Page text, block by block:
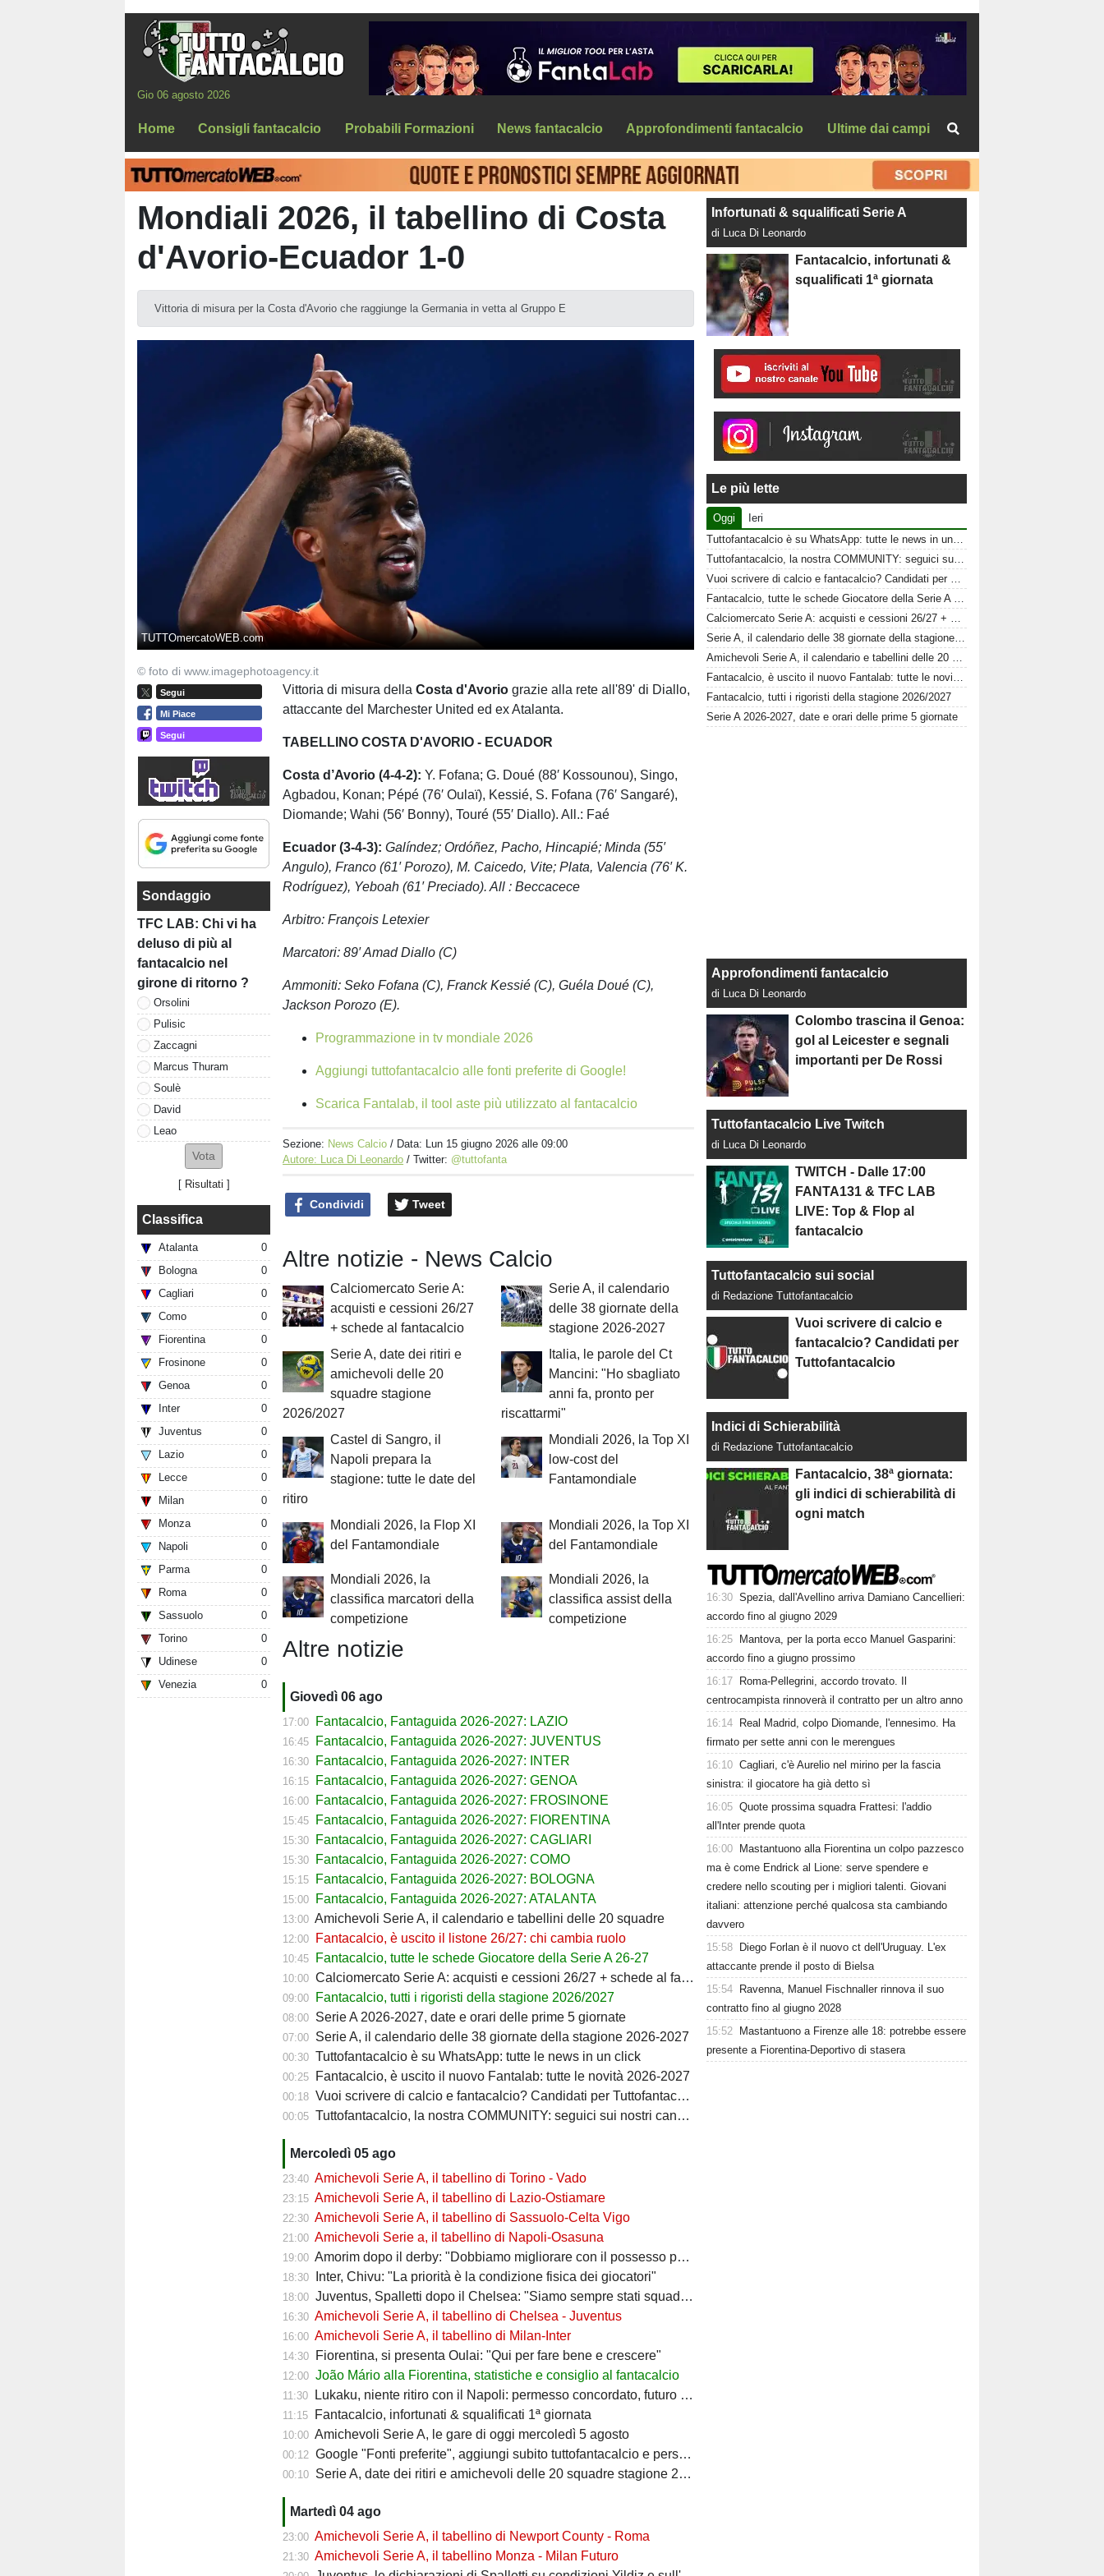
Gio 06 agosto 2026
Home Consigli fantacalcio Probabili Formazioni News fantacalcio Approfondimenti fantacalcio Ultime dai campi
Mondiali 2026, il tabellino di Costa
d'Avorio-Ecuador 1-0
Vittoria di misura per la Costa d'Avorio che raggiunge la Germania in vetta al Gruppo E
TUTTOmercatoWEB.com
© foto di www.imagephotoagency.it
Segui
Mi Piace
Segui
Sondaggio
TFC LAB: Chi vi ha
deluso di più al
fantacalcio nel
girone di ritorno ?
Orsolini
Pulisic
Zaccagni
Marcus Thuram
Soulè
David
Leao
[ Risultati ]
Classifica
Atalanta
0
Bologna
0
Cagliari
0
Como
0
Fiorentina
0
Frosinone
0
Genoa
0
Inter
0
Juventus
0
Lazio
0
Lecce
0
Milan
0
Monza
0
Napoli
0
Parma
0
Roma
0
Sassuolo
0
Torino
0
Udinese
0
Venezia
0
Vittoria di misura dellaCosta d'Avorio grazie alla rete all'89' di Diallo,
attaccante del Marchester United ed ex Atalanta.
TABELLINO COSTA D'AVORIO - ECUADOR
Costa d’Avorio (4-4-2): Y. Fofana; G. Doué (88′ Kossounou), Singo,
Agbadou, Konan; Pépé (76′ Oulaï), Kessié, S. Fofana (76′ Sangaré),
Diomande; Wahi (56′ Bonny), Touré (55′ Diallo). All.: Faé
Ecuador (3-4-3): Galíndez; Ordóñez, Pacho, Hincapié; Minda (55′
Angulo), Franco (61′ Porozo), M. Caicedo, Vite; Plata, Valencia (76′ K.
Rodríguez), Yeboah (61′ Preciado). All : Beccacece
Arbitro: François Letexier
Marcatori: 89′ Amad Diallo (C)
Ammoniti: Seko Fofana (C), Franck Kessié (C), Guéla Doué (C),
Jackson Porozo (E).
Programmazione in tv mondiale 2026
Aggiungi tuttofantacalcio alle fonti preferite di Google!
Scarica Fantalab, il tool aste più utilizzato al fantacalcio
Sezione: News Calcio / Data: Lun 15 giugno 2026 alle 09:00
Autore: Luca Di Leonardo / Twitter: @tuttofanta
Condividi Tweet
Altre notizie - News Calcio
Calciomercato Serie A:
acquisti e cessioni 26/27
+ schede al fantacalcio
Serie A, il calendario
delle 38 giornate della
stagione 2026-2027
Serie A, date dei ritiri e
amichevoli delle 20
squadre stagione
2026/2027
Italia, le parole del Ct
Mancini: "Ho sbagliato
anni fa, pronto per
riscattarmi"
Castel di Sangro, il
Napoli prepara la
stagione: tutte le date del
ritiro
Mondiali 2026, la Top XI
low-cost del
Fantamondiale
Mondiali 2026, la Flop XI
del Fantamondiale
Mondiali 2026, la Top XI
del Fantamondiale
Mondiali 2026, la
classifica marcatori della
competizione
Mondiali 2026, la
classifica assist della
competizione
Altre notizie
Giovedì 06 ago
17:00 Fantacalcio, Fantaguida 2026-2027: LAZIO
16:45 Fantacalcio, Fantaguida 2026-2027: JUVENTUS
16:30 Fantacalcio, Fantaguida 2026-2027: INTER
16:15 Fantacalcio, Fantaguida 2026-2027: GENOA
16:00 Fantacalcio, Fantaguida 2026-2027: FROSINONE
15:45 Fantacalcio, Fantaguida 2026-2027: FIORENTINA
15:30 Fantacalcio, Fantaguida 2026-2027: CAGLIARI
15:30 Fantacalcio, Fantaguida 2026-2027: COMO
15:15 Fantacalcio, Fantaguida 2026-2027: BOLOGNA
15:00 Fantacalcio, Fantaguida 2026-2027: ATALANTA
13:00 Amichevoli Serie A, il calendario e tabellini delle 20 squadre
12:00 Fantacalcio, è uscito il listone 26/27: chi cambia ruolo
10:45 Fantacalcio, tutte le schede Giocatore della Serie A 26-27
10:00 Calciomercato Serie A: acquisti e cessioni 26/27 + schede al fantacalcio
09:00 Fantacalcio, tutti i rigoristi della stagione 2026/2027
08:00 Serie A 2026-2027, date e orari delle prime 5 giornate
07:00 Serie A, il calendario delle 38 giornate della stagione 2026-2027
00:30 Tuttofantacalcio è su WhatsApp: tutte le news in un click
00:25 Fantacalcio, è uscito il nuovo Fantalab: tutte le novità 2026-2027
00:18 Vuoi scrivere di calcio e fantacalcio? Candidati per Tuttofantacalcio
00:05 Tuttofantacalcio, la nostra COMMUNITY: seguici sui nostri canali social
Mercoledì 05 ago
23:40 Amichevoli Serie A, il tabellino di Torino - Vado
23:15 Amichevoli Serie A, il tabellino di Lazio-Ostiamare
22:30 Amichevoli Serie A, il tabellino di Sassuolo-Celta Vigo
21:00 Amichevoli Serie a, il tabellino di Napoli-Osasuna
19:00 Amorim dopo il derby: "Dobbiamo migliorare con il possesso palla"
18:30 Inter, Chivu: "La priorità è la condizione fisica dei giocatori"
18:00 Juventus, Spalletti dopo il Chelsea: "Siamo sempre stati squadra"
16:30 Amichevoli Serie A, il tabellino di Chelsea - Juventus
16:00 Amichevoli Serie A, il tabellino di Milan-Inter
14:30 Fiorentina, si presenta Oulai: "Qui per fare bene e crescere"
12:00 João Mário alla Fiorentina, statistiche e consiglio al fantacalcio
11:30 Lukaku, niente ritiro con il Napoli: permesso concordato, futuro in bilico
11:15 Fantacalcio, infortunati & squalificati 1ª giornata
10:00 Amichevoli Serie A, le gare di oggi mercoledì 5 agosto
00:12 Google "Fonti preferite", aggiungi subito tuttofantacalcio e personalizza le tue notizie
00:10 Serie A, date dei ritiri e amichevoli delle 20 squadre stagione 2026/2027
Martedì 04 ago
23:00 Amichevoli Serie A, il tabellino di Newport County - Roma
21:30 Amichevoli Serie A, il tabellino Monza - Milan Futuro
Infortunati & squalificati Serie A
di Luca Di Leonardo
Fantacalcio, infortunati &
squalificati 1ª giornata
Le più lette
Oggi
Ieri
Tuttofantacalcio è su WhatsApp: tutte le news in un click
Tuttofantacalcio, la nostra COMMUNITY: seguici sui nostri canali social
Vuoi scrivere di calcio e fantacalcio? Candidati per Tuttofantacalcio
Fantacalcio, tutte le schede Giocatore della Serie A 26-27
Calciomercato Serie A: acquisti e cessioni 26/27 + schede al fantacalcio
Serie A, il calendario delle 38 giornate della stagione 2026-2027
Amichevoli Serie A, il calendario e tabellini delle 20 squadre
Fantacalcio, è uscito il nuovo Fantalab: tutte le novità 2026-2027
Fantacalcio, tutti i rigoristi della stagione 2026/2027
Serie A 2026-2027, date e orari delle prime 5 giornate
Approfondimenti fantacalcio
di Luca Di Leonardo
Colombo trascina il Genoa:
gol al Leicester e segnali
importanti per De Rossi
Tuttofantacalcio Live Twitch
di Luca Di Leonardo
TWITCH - Dalle 17:00
FANTA131 & TFC LAB
LIVE: Top & Flop al
fantacalcio
Tuttofantacalcio sui social
di Redazione Tuttofantacalcio
Vuoi scrivere di calcio e
fantacalcio? Candidati per
Tuttofantacalcio
Indici di Schierabilità
di Redazione Tuttofantacalcio
Fantacalcio, 38ª giornata:
gli indici di schierabilità di
ogni match
16:30 Spezia, dall'Avellino arriva Damiano Cancellieri:
accordo fino al giugno 2029
16:25
Mantova, per la porta ecco Manuel Gasparini:
accordo fino a giugno prossimo
16:17
Roma-Pellegrini, accordo trovato. Il
centrocampista rinnoverà il contratto per un altro anno
16:14
Real Madrid, colpo Diomande, l'ennesimo. Ha
firmato per sette anni con le merengues
16:10 Cagliari, c'è Aurelio nel mirino per la fascia
sinistra: il giocatore ha già detto sì
16:05 Quote prossima squadra Frattesi: l'addio
all'Inter prende quota
16:00
Mastantuono alla Fiorentina un colpo pazzesco
ma è come Endrick al Lione: serve spendere e
credere nello scouting per i migliori talenti. Giovani
italiani: attenzione perché qualcosa sta cambiando
davvero
15:58
Diego Forlan è il nuovo ct dell'Uruguay. L'ex
attaccante prende il posto di Bielsa
15:54
Ravenna, Manuel Fischnaller rinnova il suo
contratto fino al giugno 2028
15:52
Mastantuono a Firenze alle 18: potrebbe essere
presente a Fiorentina-Deportivo di stasera